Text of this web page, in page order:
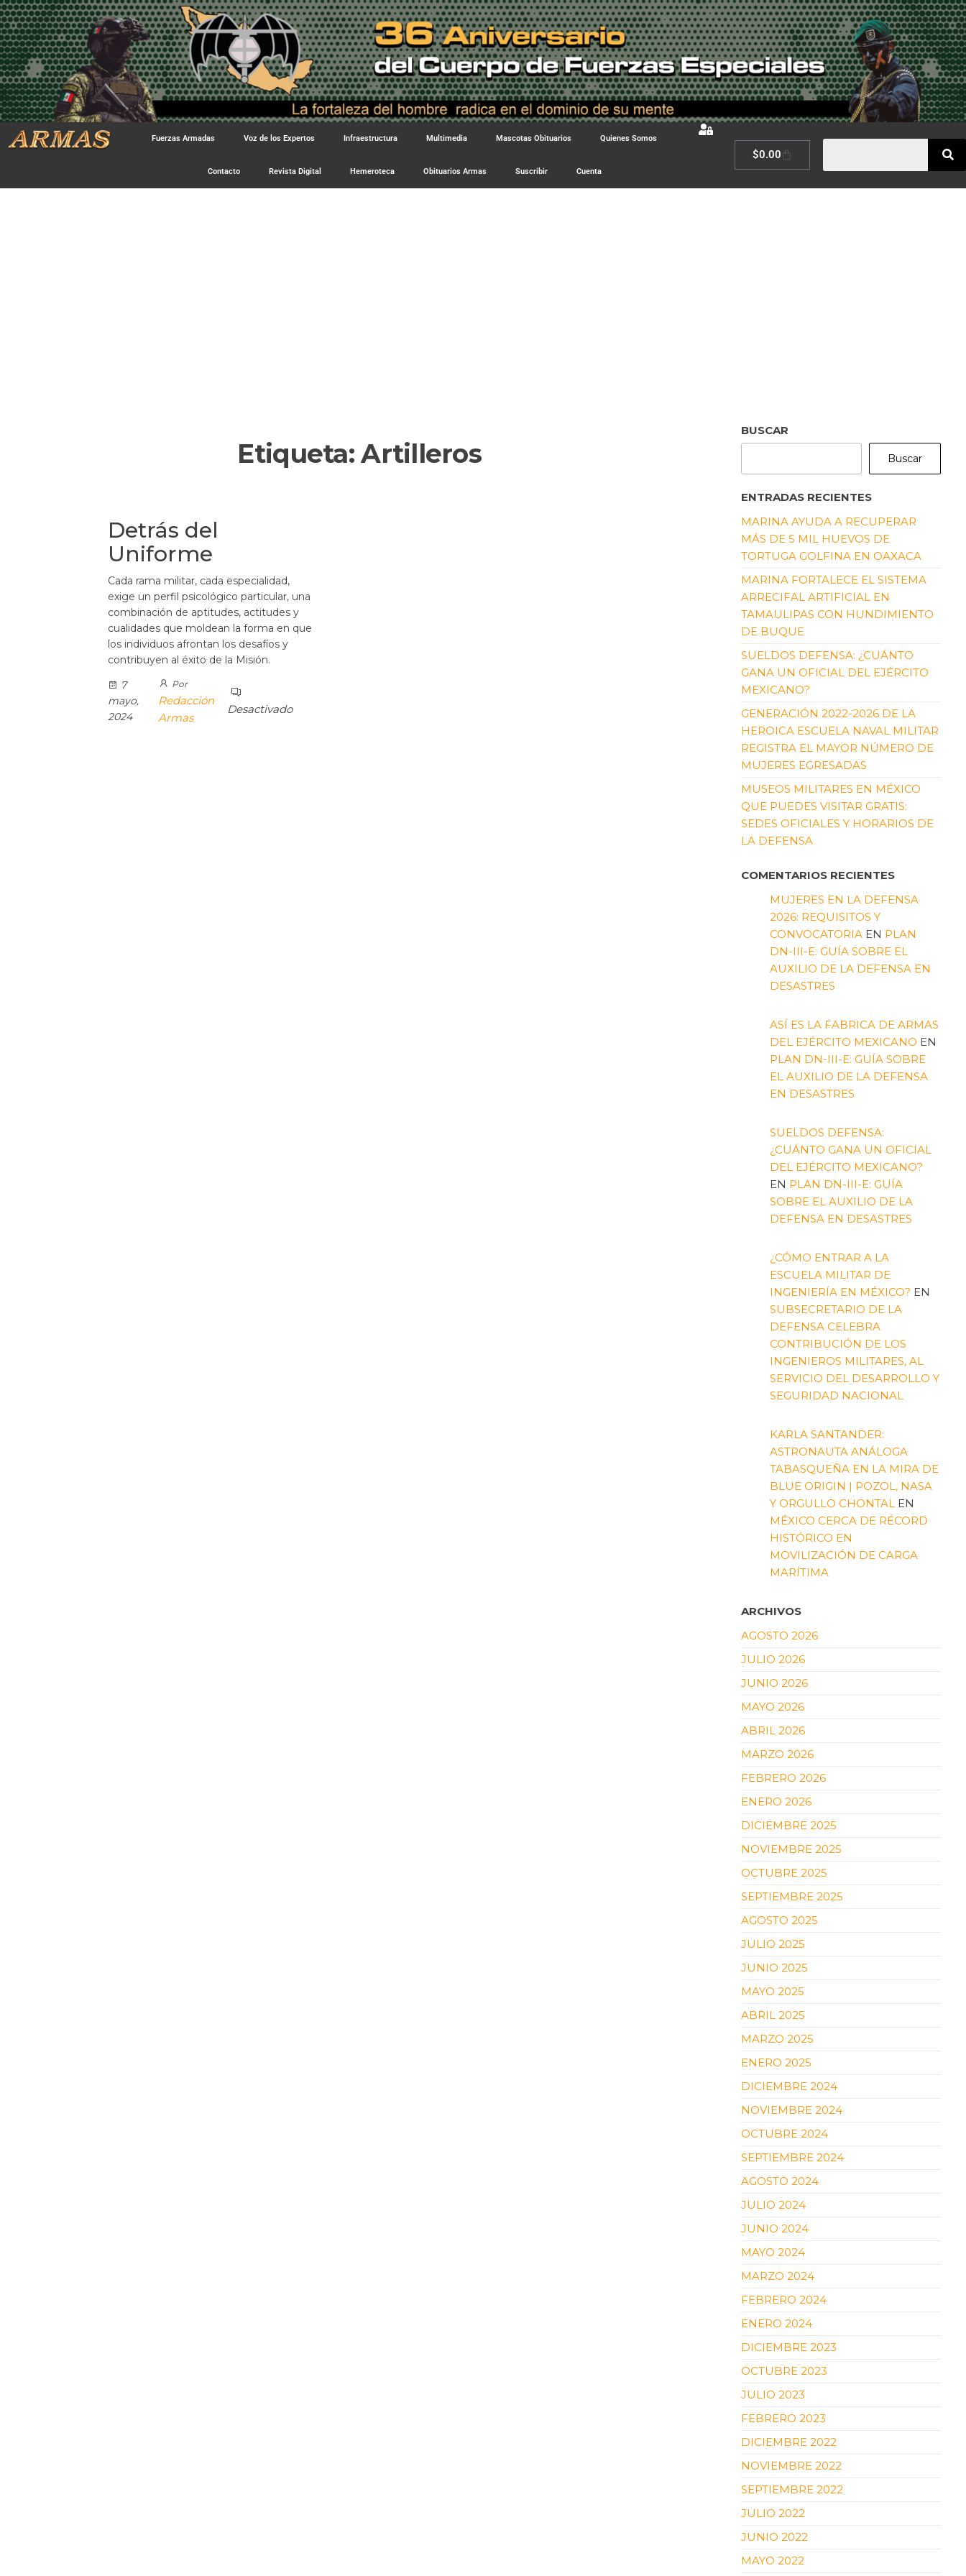
Fuerzas Armadas Voz de los Expertos Infraestructura Multimedia Mascotas Obituarios Quienes Somos
Contacto Revista Digital Hemeroteca Obituarios Armas Suscribir Cuenta
$0.00
Etiqueta:Artilleros
Detrás del
Uniforme
Cada rama militar, cada especialidad,
exige un perfil psicológico particular, una
combinación de aptitudes, actitudes y
cualidades que moldean la forma en que
los individuos afrontan los desafíos y
contribuyen al éxito de la Misión.
7
mayo,
2024
Por
Redacción
Armas
Desactivado
BUSCAR
Buscar
ENTRADAS RECIENTES
MARINA AYUDA A RECUPERAR
MÁS DE 5 MIL HUEVOS DE
TORTUGA GOLFINA EN OAXACA
MARINA FORTALECE EL SISTEMA
ARRECIFAL ARTIFICIAL EN
TAMAULIPAS CON HUNDIMIENTO
DE BUQUE
SUELDOS DEFENSA: ¿CUÁNTO
GANA UN OFICIAL DEL EJÉRCITO
MEXICANO?
GENERACIÓN 2022-2026 DE LA
HEROICA ESCUELA NAVAL MILITAR
REGISTRA EL MAYOR NÚMERO DE
MUJERES EGRESADAS
MUSEOS MILITARES EN MÉXICO
QUE PUEDES VISITAR GRATIS:
SEDES OFICIALES Y HORARIOS DE
LA DEFENSA
COMENTARIOS RECIENTES
MUJERES EN LA DEFENSA
2026: REQUISITOS Y
CONVOCATORIA EN PLAN
DN-III-E: GUÍA SOBRE EL
AUXILIO DE LA DEFENSA EN
DESASTRES
ASÍ ES LA FABRICA DE ARMAS
DEL EJÉRCITO MEXICANO EN
PLAN DN-III-E: GUÍA SOBRE
EL AUXILIO DE LA DEFENSA
EN DESASTRES
SUELDOS DEFENSA:
¿CUÁNTO GANA UN OFICIAL
DEL EJÉRCITO MEXICANO?
EN PLAN DN-III-E: GUÍA
SOBRE EL AUXILIO DE LA
DEFENSA EN DESASTRES
¿CÓMO ENTRAR A LA
ESCUELA MILITAR DE
INGENIERÍA EN MÉXICO? EN
SUBSECRETARIO DE LA
DEFENSA CELEBRA
CONTRIBUCIÓN DE LOS
INGENIEROS MILITARES, AL
SERVICIO DEL DESARROLLO Y
SEGURIDAD NACIONAL
KARLA SANTANDER:
ASTRONAUTA ANÁLOGA
TABASQUEÑA EN LA MIRA DE
BLUE ORIGIN | POZOL, NASA
Y ORGULLO CHONTAL EN
MÉXICO CERCA DE RÉCORD
HISTÓRICO EN
MOVILIZACIÓN DE CARGA
MARÍTIMA
ARCHIVOS
AGOSTO 2026
JULIO 2026
JUNIO 2026
MAYO 2026
ABRIL 2026
MARZO 2026
FEBRERO 2026
ENERO 2026
DICIEMBRE 2025
NOVIEMBRE 2025
OCTUBRE 2025
SEPTIEMBRE 2025
AGOSTO 2025
JULIO 2025
JUNIO 2025
MAYO 2025
ABRIL 2025
MARZO 2025
ENERO 2025
DICIEMBRE 2024
NOVIEMBRE 2024
OCTUBRE 2024
SEPTIEMBRE 2024
AGOSTO 2024
JULIO 2024
JUNIO 2024
MAYO 2024
MARZO 2024
FEBRERO 2024
ENERO 2024
DICIEMBRE 2023
OCTUBRE 2023
JULIO 2023
FEBRERO 2023
DICIEMBRE 2022
NOVIEMBRE 2022
SEPTIEMBRE 2022
JULIO 2022
JUNIO 2022
MAYO 2022